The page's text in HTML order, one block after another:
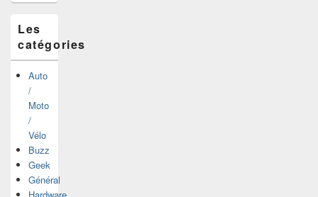
latérale
Les
catégories
Auto
/
Moto
/
Vélo
Buzz
Geek
Général